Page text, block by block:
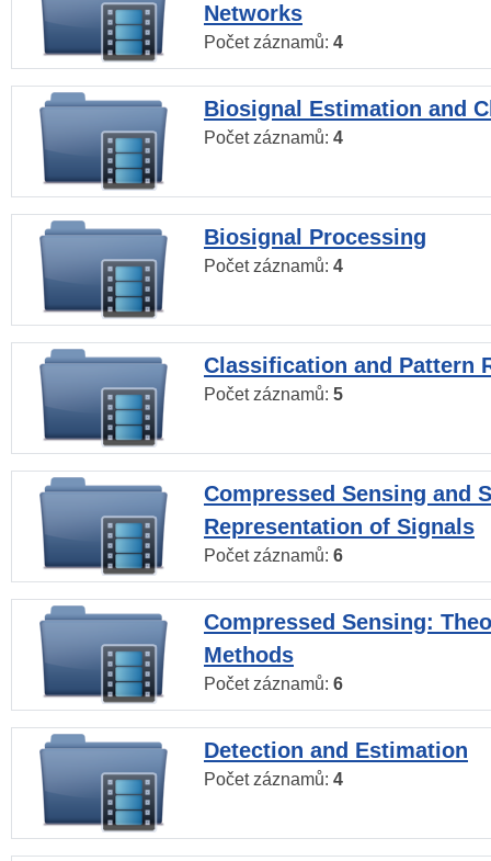
Networks
Počet záznamů: 4
Biosignal Estimation and
Počet záznamů: 4
Biosignal Processing
Počet záznamů: 4
Classification and Pattern
Počet záznamů: 5
Compressed Sensing and
Representation of Signals
Počet záznamů: 6
Compressed Sensing:
Methods
Počet záznamů: 6
Detection and Estimation
Počet záznamů: 4